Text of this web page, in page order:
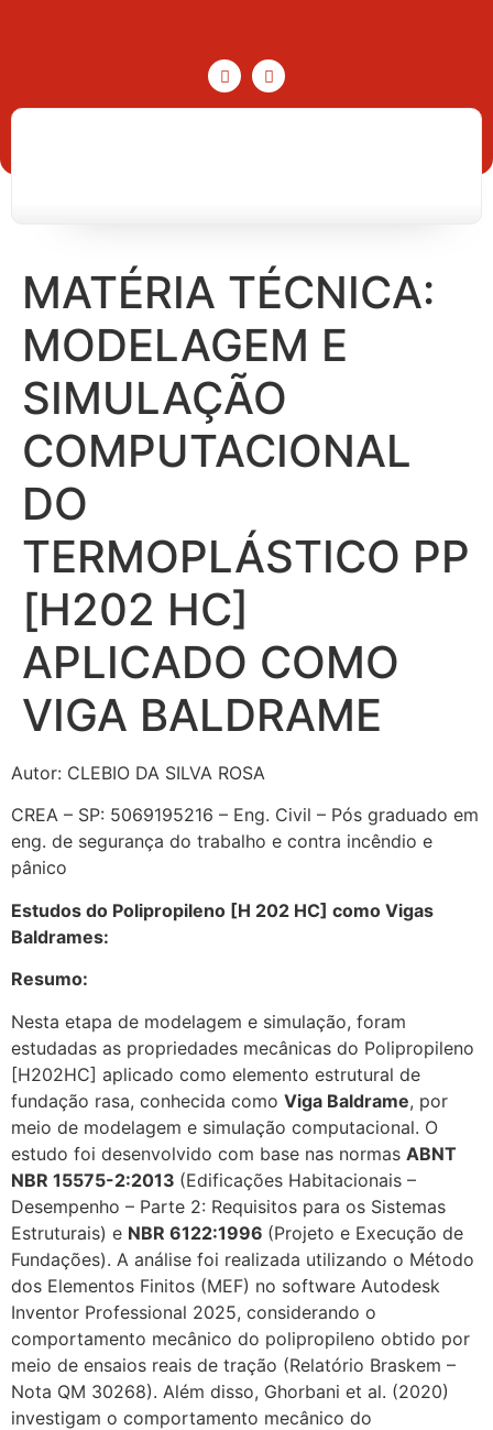
MATÉRIA TÉCNICA:
MODELAGEM E
SIMULAÇÃO
COMPUTACIONAL
DO
TERMOPLÁSTICO PP
[H202 HC]
APLICADO COMO
VIGA BALDRAME
Autor: CLEBIO DA SILVA ROSA
CREA – SP: 5069195216 – Eng. Civil – Pós graduado em
eng. de segurança do trabalho e contra incêndio e
pânico
Estudos do Polipropileno [H 202 HC] como Vigas
Baldrames:
Resumo:
Nesta etapa de modelagem e simulação, foram
estudadas as propriedades mecânicas do Polipropileno
[H202HC] aplicado como elemento estrutural de
fundação rasa, conhecida como Viga Baldrame, por
meio de modelagem e simulação computacional. O
estudo foi desenvolvido com base nas normas ABNT
NBR 15575-2:2013 (Edificações Habitacionais –
Desempenho – Parte 2: Requisitos para os Sistemas
Estruturais) e NBR 6122:1996 (Projeto e Execução de
Fundações). A análise foi realizada utilizando o Método
dos Elementos Finitos (MEF) no software Autodesk
Inventor Professional 2025, considerando o
comportamento mecânico do polipropileno obtido por
meio de ensaios reais de tração (Relatório Braskem –
Nota QM 30268). Além disso, Ghorbani et al. (2020)
investigam o comportamento mecânico do